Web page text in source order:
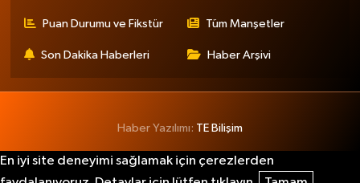
Puan Durumu ve Fikstür Tüm Manşetler
Son Dakika Haberleri Haber Arşivi
Haber Yazılımı: TE Bilişim
En iyi site deneyimi sağlamak için çerezlerden